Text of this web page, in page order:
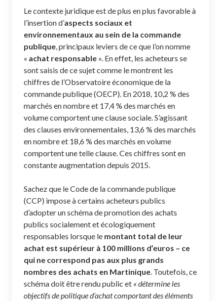
Le contexte juridique est de plus en plus favorable à
l’insertion d’aspects sociaux et
environnementaux au sein de la commande
publique, principaux leviers de ce que l’on nomme
« achat responsable ». En effet, les acheteurs se
sont saisis de ce sujet comme le montrent les
chiffres de l’Observatoire économique de la
commande publique (OECP). En 2018, 10,2 % des
marchés en nombre et 17,4 % des marchés en
volume comportent une clause sociale. S’agissant
des clauses environnementales, 13,6 % des marchés
en nombre et 18,6 % des marchés en volume
comportent une telle clause. Ces chiffres sont en
constante augmentation depuis 2015.
Sachez que le Code de la commande publique
(CCP) impose à certains acheteurs publics
d’adopter un schéma de promotion des achats
publics socialement et écologiquement
responsables lorsque le montant total de leur
achat est supérieur à 100 millions d’euros – ce
qui ne correspond pas aux plus grands
nombres des achats en Martinique. Toutefois, ce
schéma doit être rendu public et « détermine les
objectifs de politique d’achat comportant des éléments